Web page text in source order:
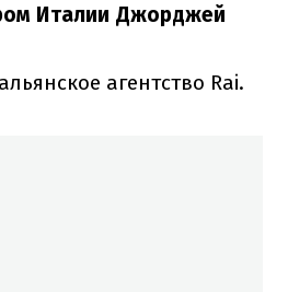
Италии Джорджей
агентство Rai.